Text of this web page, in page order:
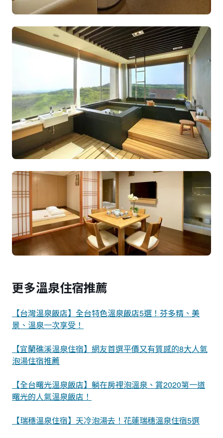
更多溫泉住宿推薦
【台灣溫泉飯店】全台特色溫泉飯店5選！芬多精、美
景、溫泉一次享受！
【宜蘭礁溪溫泉住宿】網友首選平價又有質感的8大人氣
泡湯住宿推薦
【全台曙光溫泉飯店】躺在房裡泡溫泉、賞2020第一道
曙光的人氣溫泉飯店！
【瑞穗溫泉住宿】天冷泡湯去！花蓮瑞穗溫泉住宿5選